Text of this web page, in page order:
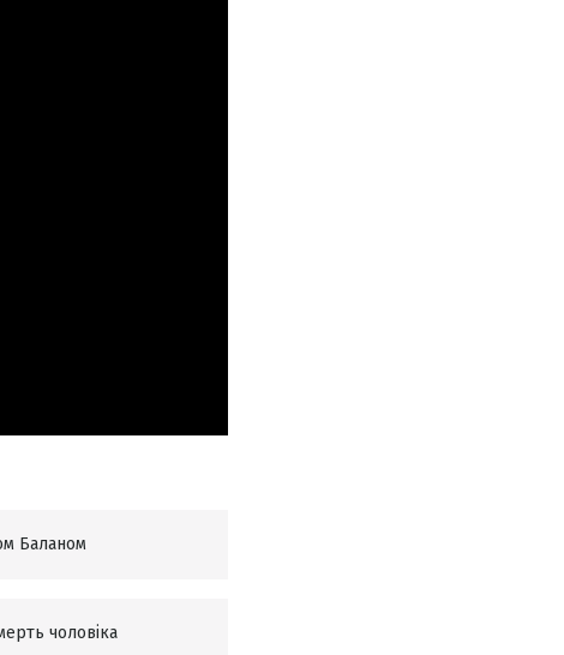
Баланом
чоловіка